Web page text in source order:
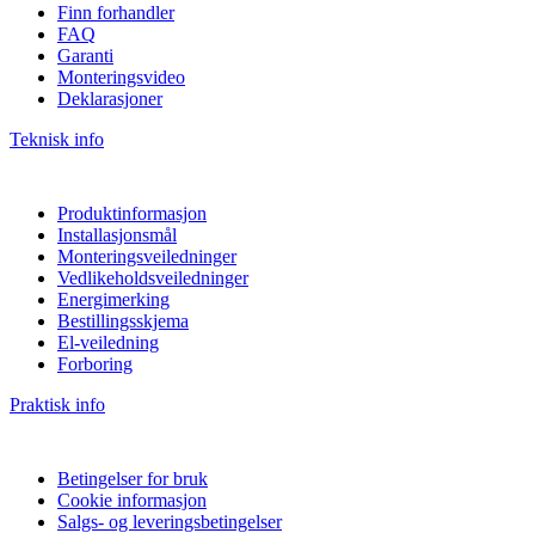
Finn forhandler
FAQ
Garanti
Monteringsvideo
Deklarasjoner
Teknisk info
Produktinformasjon
Installasjonsmål
Monteringsveiledninger
Vedlikeholdsveiledninger
Energimerking
Bestillingsskjema
El-veiledning
Forboring
Praktisk info
Betingelser for bruk
Cookie informasjon
Salgs- og leveringsbetingelser